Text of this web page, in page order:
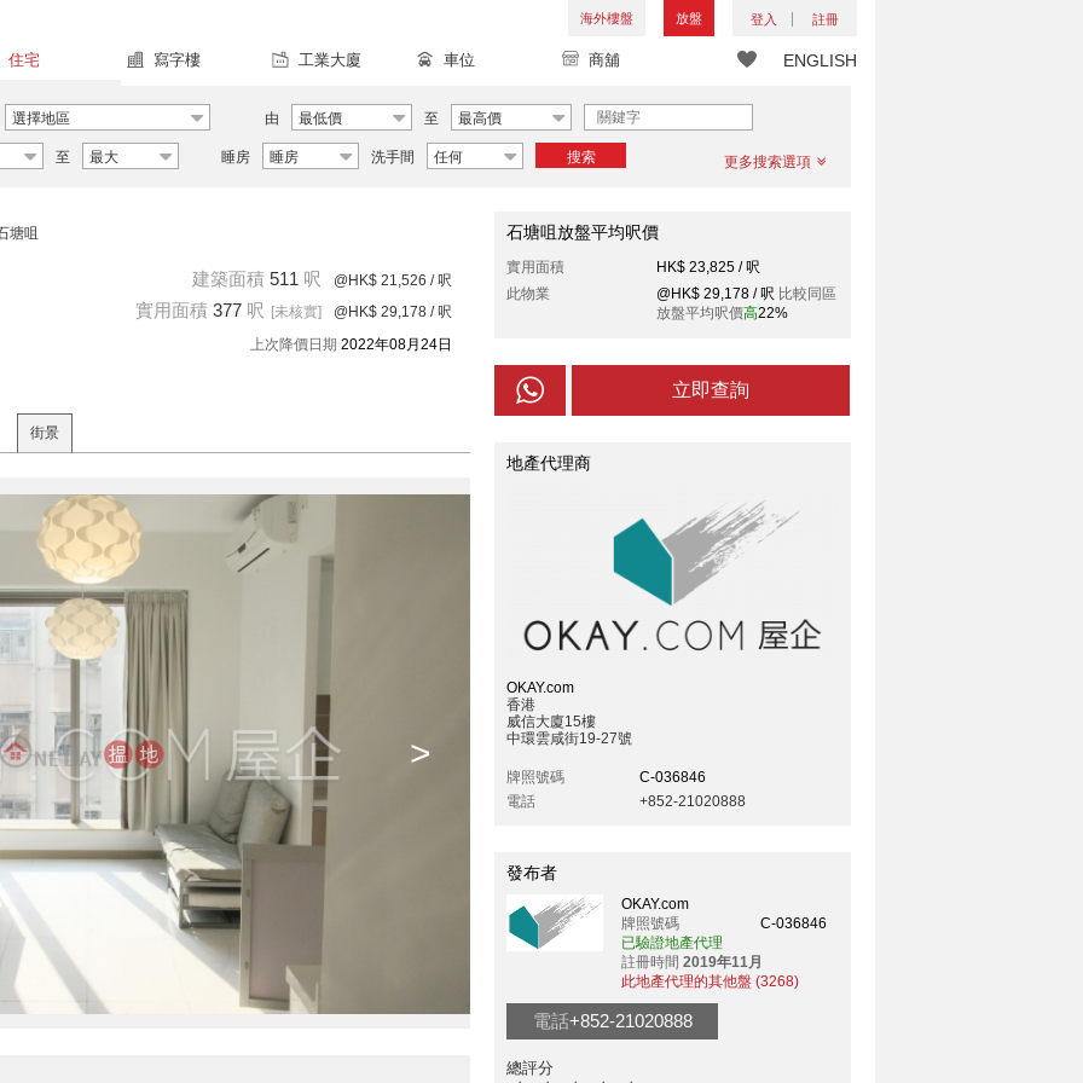
海外樓盤 放盤 登入 註冊
ENGLISH
住宅 寫字樓 工業大廈 車位 商舖
選擇地區 由 最低價 至 最高價
至 最大 睡房 睡房 洗手間 任何 搜索 更多搜索選項
塘咀
建築面積 511 呎 @HK$ 21,526 / 呎
實用面積 377 呎 [未核實] @HK$ 29,178 / 呎
上次降價日期 2022年08月24日
街景
>
石塘咀放盤平均呎價
實用面積
HK$ 23,825 / 呎
此物業
@HK$ 29,178 / 呎 比較同區
放盤平均呎價高22%
立即查詢
地產代理商
OKAY.com
香港
威信大廈15樓
中環雲咸街19-27號
牌照號碼
C-036846
電話
+852-21020888
發布者
OKAY.com
牌照號碼
C-036846
已驗證地產代理
註冊時間 2019年11月
此地產代理的其他盤 (3268)
電話+852-21020888
總評分